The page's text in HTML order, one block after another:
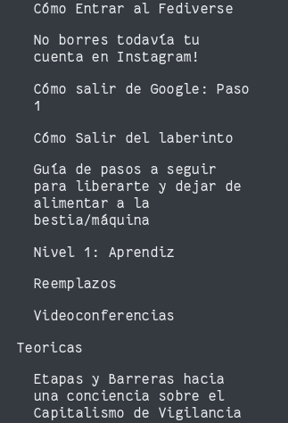
Cómo Entrar al Fediverse
No borres todavía tu
cuenta en Instagram!
Cómo salir de Google: Paso
1
Cómo Salir del laberinto
Guía de pasos a seguir
para liberarte y dejar de
alimentar a la
bestia/máquina
Nivel 1: Aprendiz
Reemplazos
Videoconferencias
Teoricas
Etapas y Barreras hacia
una conciencia sobre el
Capitalismo de Vigilancia